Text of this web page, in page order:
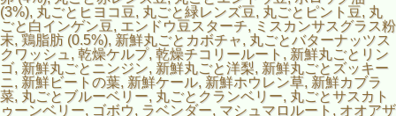
(3%), 丸ごとヒヨコ豆, 丸ごと緑レンズ豆, 丸ごとピント豆, 丸
ごと白インゲン豆, エンドウ豆スターチ, ミスカンサスグラス粉
末, 鶏脂肪 (0.5%), 新鮮丸ごとカボチャ, 丸ごとバターナッツス
クワッシュ, 乾燥ケルプ, 乾燥チコリールート, 新鮮丸ごとリン
ゴ, 新鮮丸ごとニンジン, 新鮮丸ごと洋梨, 新鮮丸ごとズッキー
ニ, 新鮮ビートの葉, 新鮮ケール, 新鮮ホウレン草, 新鮮カブラ
菜, 丸ごとブルーベリー, 丸ごとクランベリー, 丸ごとサスカト
ゥーンベリー, ゴボウ, ラベンダー, マシュマロルート, オオアザ